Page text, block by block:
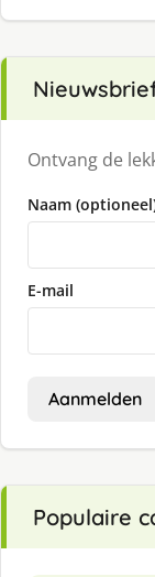
Ontvang de
Naam
E-mail
Aanmelden
Populaire